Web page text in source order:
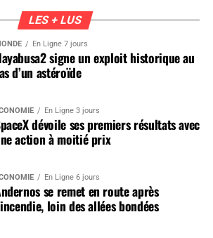
LES + LUS
En Ligne 7 jours
signe un exploit historique au
d’un astéroïde
En Ligne 3 jours
dévoile ses premiers résultats avec
action à moitié prix
En Ligne 6 jours
se remet en route après
loin des allées bondées